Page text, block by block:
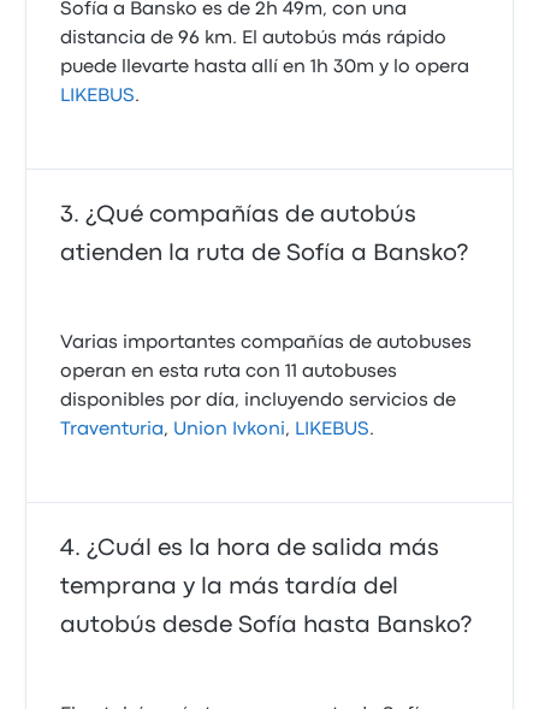
Sofía a Bansko es de 2h 49m, con una
distancia de 96 km. El autobús más rápido
puede llevarte hasta allí en 1h 30m y lo opera
LIKEBUS.
¿Qué compañías de autobús
atienden la ruta de Sofía a Bansko?
Varias importantes compañías de autobuses
operan en esta ruta con 11 autobuses
disponibles por día, incluyendo servicios de
Traventuria, Union Ivkoni, LIKEBUS.
¿Cuál es la hora de salida más
temprana y la más tardía del
autobús desde Sofía hasta Bansko?